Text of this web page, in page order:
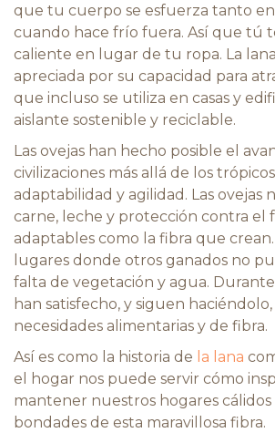
que tu cuerpo se esfuerza tanto
cuando hace frío fuera. Así que tú
caliente en lugar de tu ropa. La
apreciada por su capacidad para
que incluso se utiliza en casas y
aislante sostenible y reciclable.
Las ovejas han hecho posible el
civilizaciones más allá de los
adaptabilidad y agilidad. Las ovejas
carne, leche y protección contra el
adaptables como la fibra que
lugares donde otros ganados no
falta de vegetación y agua.
han satisfecho, y siguen
necesidades alimentarias y de fibra.
Así es como la historia de la lana
el hogar nos puede servir cómo
mantener nuestros hogares cálidos
bondades de esta maravillosa fibra.